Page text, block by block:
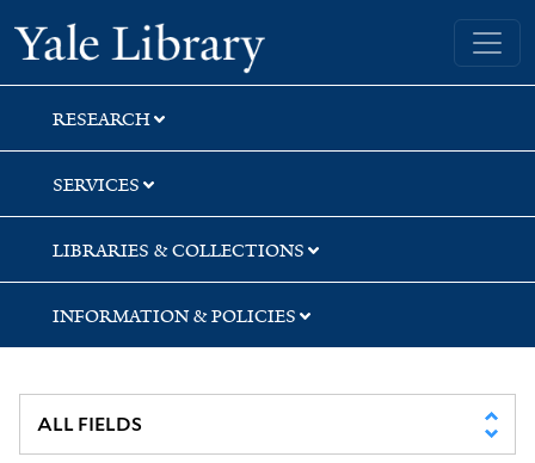
Skip
to
search
Skip
to
main
content
Skip
to
first
result
Yale University Library
RESEARCH
SERVICES
LIBRARIES & COLLECTIONS
INFORMATION & POLICIES